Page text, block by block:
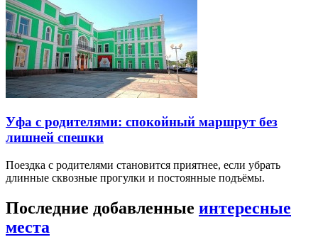
Уфа с родителями: спокойный маршрут без
лишней спешки
Поездка с родителями становится приятнее, если убрать
длинные сквозные прогулки и постоянные подъёмы.
Последние добавленные интересные
места